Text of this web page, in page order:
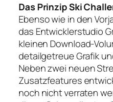
Das Prinzip Ski
Ebenso wie in den
das Entwicklerstudio
kleinen Download-
detailgetreue Grafik
Neben zwei neuen
Zusatzfeatures
noch nicht verraten